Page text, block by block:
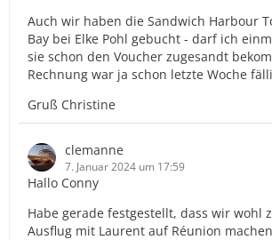
Auch wir haben die Sandwich Harbour
Bay bei Elke Pohl gebucht - darf ich
sie schon den Voucher zugesandt
Rechnung war ja schon letzte Woche
Gruß Christine
clemanne
7. Januar 2024 um 17:59
Hallo Conny
Habe gerade festgestellt, dass wir wohl
Ausflug mit Laurent auf Réunion